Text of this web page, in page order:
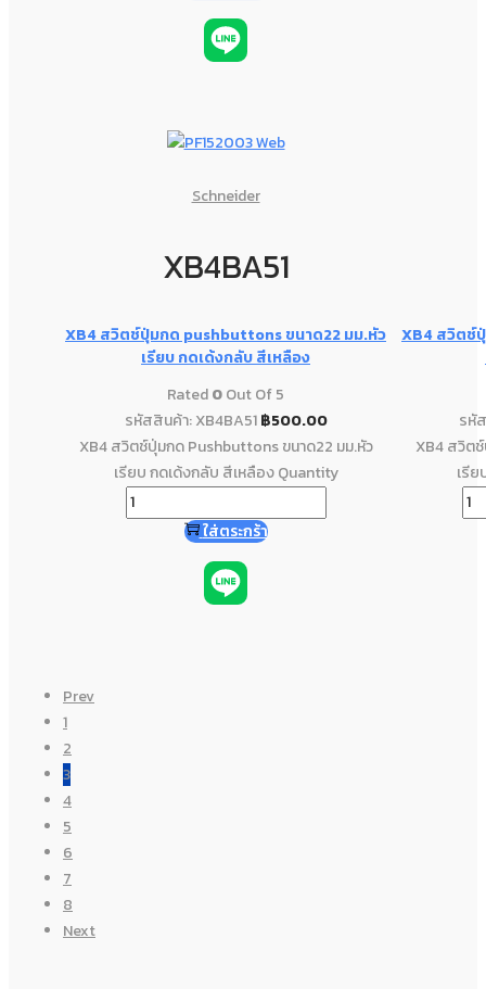
Schneider
XB4BA51
XB4 สวิตช์ปุ่มกด pushbuttons ขนาด22 มม.หัว
เรียบ กดเด้งกลับ สีเหลือง
Rated0Out Of 5
รหัสสินค้า: XB4BA51 ฿500.00
XB4 สวิตช์ปุ่มกด Pushbuttons ขนาด22 มม.หัว
เรียบ กดเด้งกลับ สีเหลือง Quantity
ใส่ตระกร้า
XB4 สวิตช์
รหั
XB4 สวิต
เรี
Prev
1
2
3
4
5
6
7
8
Next